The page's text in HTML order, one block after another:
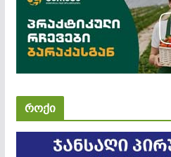
როქი